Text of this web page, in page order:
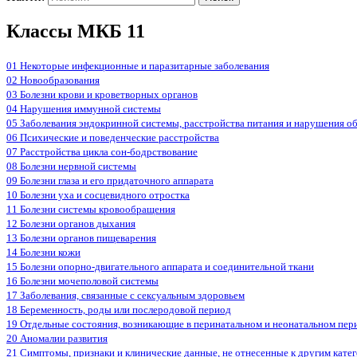
Классы МКБ 11
01 Некоторые инфекционные и паразитарные заболевания
02 Новообразования
03 Болезни крови и кроветворных органов
04 Нарушения иммунной системы
05 Заболевания эндокринной системы, расстройства питания и нарушения
06 Психические и поведенческие расстройства
07 Расстройства цикла сон-бодрствование
08 Болезни нервной системы
09 Болезни глаза и его придаточного аппарата
10 Болезни уха и сосцевидного отростка
11 Болезни системы кровообращения
12 Болезни органов дыхания
13 Болезни органов пищеварения
14 Болезни кожи
15 Болезни опорно-двигательного аппарата и соединительной ткани
16 Болезни мочеполовой системы
17 Заболевания, связанные с сексуальным здоровьем
18 Беременность, роды или послеродовой период
19 Отдельные состояния, возникающие в перинатальном и неонатальном
20 Аномалии развития
21 Симптомы, признаки и клинические данные, не отнесенные к другим